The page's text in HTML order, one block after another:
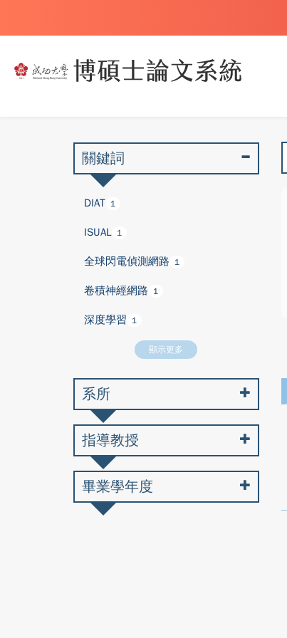
關鍵詞
DIAT 1
ISUAL 1
全球閃電偵測網路 1
卷積神經網路 1
深度學習 1
顯示更多
系所
指導教授
畢業學年度